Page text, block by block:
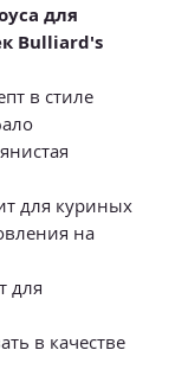
для
Bulliard's
в стиле
для куриных
на
для
в качестве